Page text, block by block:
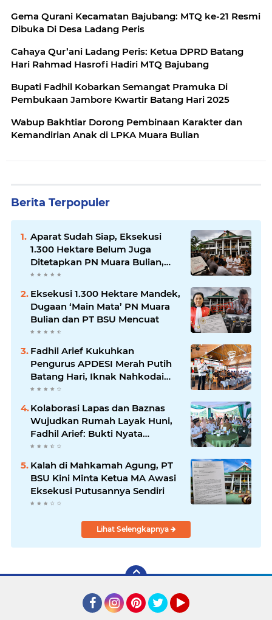
Gema Qurani Kecamatan Bajubang: MTQ ke-21 Resmi
Dibuka Di Desa Ladang Peris
Cahaya Qur’ani Ladang Peris: Ketua DPRD Batang
Hari Rahmad Hasrofi Hadiri MTQ Bajubang
Bupati Fadhil Kobarkan Semangat Pramuka Di
Pembukaan Jambore Kwartir Batang Hari 2025
Wabup Bakhtiar Dorong Pembinaan Karakter dan
Kemandirian Anak di LPKA Muara Bulian
Berita Terpopuler
Aparat Sudah Siap, Eksekusi
1.300 Hektare Belum Juga
Ditetapkan PN Muara Bulian,
Ada Apa?
Eksekusi 1.300 Hektare Mandek,
Dugaan ‘Main Mata’ PN Muara
Bulian dan PT BSU Mencuat
Fadhil Arief Kukuhkan
Pengurus APDESI Merah Putih
Batang Hari, Iknak Nahkodai
Periode 2026–2031
Kolaborasi Lapas dan Baznas
Wujudkan Rumah Layak Huni,
Fadhil Arief: Bukti Nyata
Kepedulian Untuk Rakyat
Kalah di Mahkamah Agung, PT
BSU Kini Minta Ketua MA Awasi
Eksekusi Putusannya Sendiri
Lihat Selengkapnya